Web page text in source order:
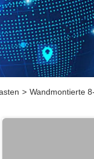
> Wandmontierte